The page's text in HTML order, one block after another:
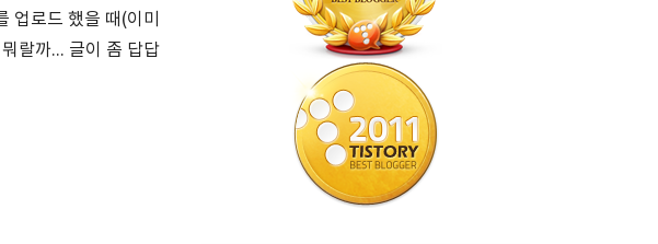
업로드 했을 때(이미
랄까... 글이 좀 답답